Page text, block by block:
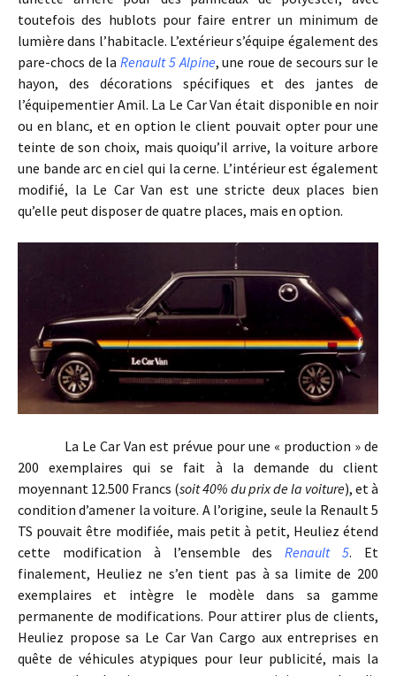
toutefois des hublots pour faire entrer un minimum de
lumière dans l’habitacle. L’extérieur s’équipe également des
pare-chocs de laRenault 5 Alpine, une roue de secours sur le
hayon, des décorations spécifiques et des jantes de
l’équipementier Amil. La Le Car Van était disponible en noir
ou en blanc, et en option le client pouvait opter pour une
teinte de son choix, mais quoiqu’il arrive, la voiture arbore
une bande arc en ciel qui la cerne. L’intérieur est également
modifié, la Le Car Van est une stricte deux places bien
qu’elle peut disposer de quatre places, mais en option.
La Le Car Van est prévue pour une « production » de
200 exemplaires qui se fait à la demande du client
moyennant 12.500 Francs (soit 40% du prix de la voiture), et à
condition d’amener la voiture. A l’origine, seule la Renault 5
TS pouvait être modifiée, mais petit à petit, Heuliez étend
cette modification à l’ensemble desRenault 5. Et
finalement, Heuliez ne s’en tient pas à sa limite de 200
exemplaires et intègre le modèle dans sa gamme
permanente de modifications. Pour attirer plus de clients,
Heuliez propose sa Le Car Van Cargo aux entreprises en
quête de véhicules atypiques pour leur publicité, mais la